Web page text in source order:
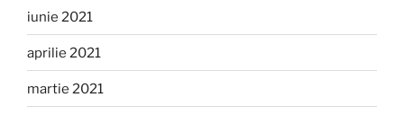
iunie 2021
aprilie 2021
martie 2021